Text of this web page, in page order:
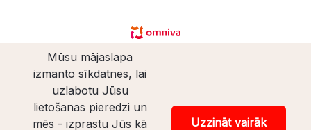
© Santaveikals 2026. Visas tiesības aizsargātas.
Mūsu mājaslapa
izmanto sīkdatnes, lai
uzlabotu Jūsu
lietošanas pieredzi un
mēs - izprastu Jūs kā
Uzzināt vairāk